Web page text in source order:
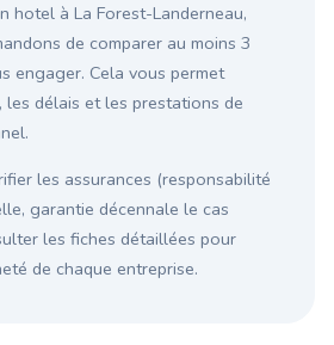
hotel à La Forest-Landerneau,
de comparer au moins 3
engager. Cela vous permet
les délais et les prestations de
les assurances (responsabilité
garantie décennale le cas
les fiches détaillées pour
de chaque entreprise.